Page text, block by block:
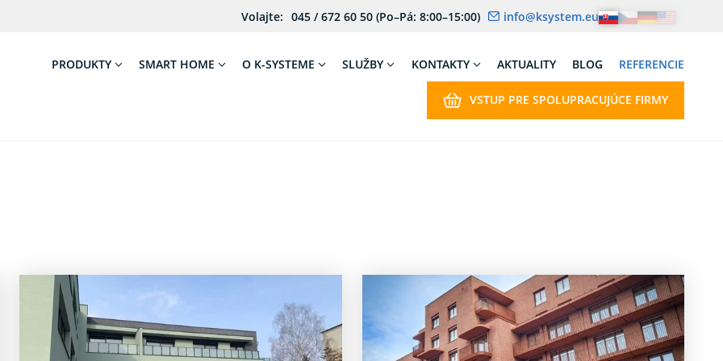
Volajte: 045 / 672 60 50 (Po–Pá: 8:00–15:00) info@ksystem.eu
PRODUKTY SMART HOME O K-SYSTEME SLUŽBY KONTAKTY AKTUALITY BLOG REFERENCIE
VSTUP PRE SPOLUPRACUJÚCE FIRMY